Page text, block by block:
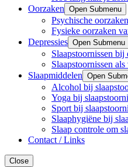
Oorzaken Open Submenu
Psychische
Fysieke oorzaken
Depressies Open Submenu
Slaapstoornissen bij
Slaapstoornissen
Slaapmiddelen Open
Alcohol bij
Yoga bij
Sport bij
Slaaphygiëne bij
Slaap controle om
Contact / Links
Close